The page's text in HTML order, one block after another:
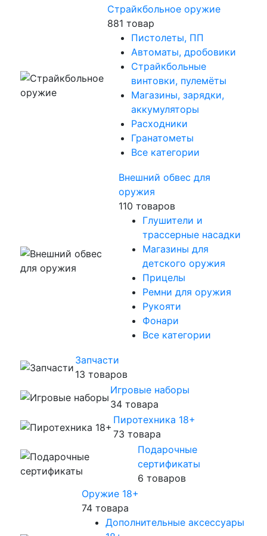
Страйкбольное оружие
881 товар
Пистолеты, ПП
Автоматы, дробовики
Страйкбольные
винтовки, пулемёты
Магазины, зарядки,
аккумуляторы
Расходники
Гранатометы
Все категории
Внешний обвес для
оружия
110 товаров
Глушители и
трассерные насадки
Магазины для
детского оружия
Прицелы
Ремни для оружия
Рукояти
Фонари
Все категории
Запчасти
13 товаров
Игровые наборы
34 товара
Пиротехника 18+
73 товара
Подарочные
сертификаты
6 товаров
Оружие 18+
74 товара
Дополнительные аксессуары